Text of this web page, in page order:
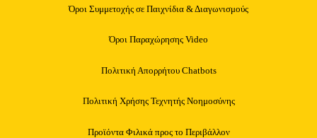
Όροι Συμμετοχής σε Παιχνίδια & Διαγωνισμούς
Όροι Παραχώρησης Video
Πολιτική Απορρήτου Chatbots
Πολιτική Χρήσης Τεχνητής Νοημοσύνης
Προϊόντα Φιλικά προς το Περιβάλλον